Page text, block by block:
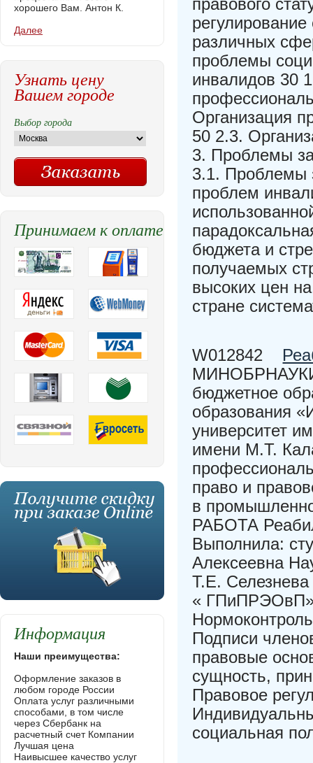
правового
различных
проблемы
инвалидов 30
Организация
50 2.3.
3. Проблемы
3.1. Проблемы
проблем
бюджета и
получаемых
высоких цен
стране
W012842
МИНОБРНАУКИ
бюджетное
образования
университет
имени М.Т.
право и
в
РАБОТА
Выполнила:
Алексеевна
Т.Е.
«
Подписи
правовые
сущность,
Правовое
социальная
хорошего Вам. Антон К.
Далее
Узнать цену
Вашем городе
Выбор города
Принимаем к оплате
Информация
Наши преимущества:
Оформление заказов в
любом городе России
Оплата услуг различными
способами, в том числе
через Сбербанк на
расчетный счет Компании
Лучшая цена
Наивысшее качество услуг